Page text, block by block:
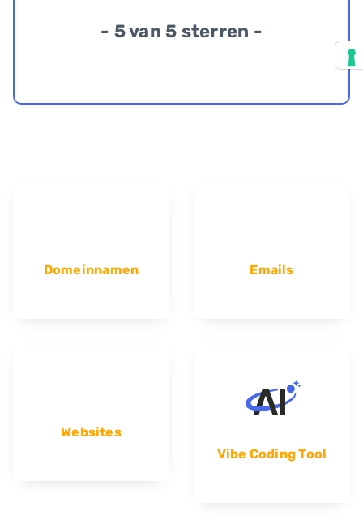
- 5 van 5 sterren -
Domeinnamen Emails
Websites
Vibe Coding Tool